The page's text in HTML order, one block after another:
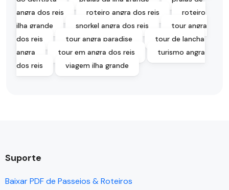
angra dos reis
roteiro angra dos reis
roteiro
ilha grande
snorkel angra dos reis
tour angra
dos reis
tour angra paradise
tour de lancha
angra
tour em angra dos reis
turismo angra
dos reis
viagem ilha grande
Suporte
Baixar PDF de Passeios & Roteiros